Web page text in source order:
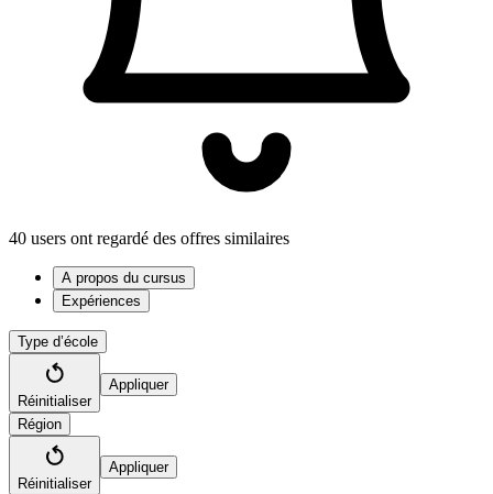
40 users ont regardé des offres similaires
A propos du cursus
Expériences
Type d’école
Réinitialiser
Appliquer
Région
Réinitialiser
Appliquer